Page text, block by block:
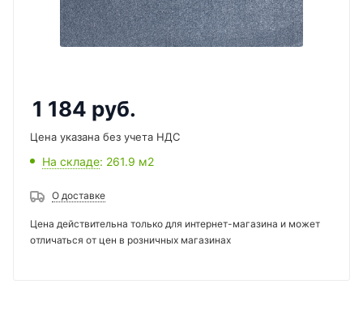
1 184 руб.
Цена указана без учета НДС
На складе: 261.9 м2
О доставке
Цена действительна только для интернет-магазина и может
отличаться от цен в розничных магазинах